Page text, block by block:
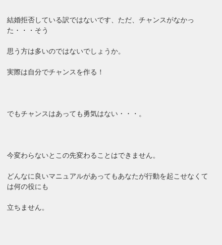
結婚拒否している訳ではないです、ただ、チャンスがなかっ
た・・・そう
思う方は多いのではないでしょうか。
実際は自分でチャンスを作る！
でもチャンスはあっても勇気はない・・・。
今変わらないとこの先変わることはできません。
どんなに良いマニュアルがあってもあなたが行動を起こせなくて
は何の役にも
立ちません。